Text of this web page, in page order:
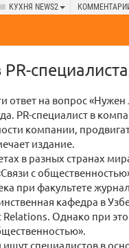
КУХНЯ NEWS2
ответ на вопрос «Нужен
PR-специалист в
компании,
издание.
в разных странах
с
при факультете
кафедра в
Однако при
специалистов в